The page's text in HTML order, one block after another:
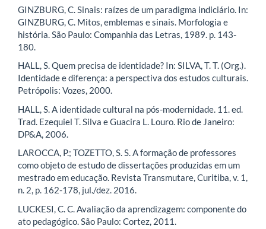
GINZBURG, C. Sinais: raízes de um paradigma indiciário. In:
GINZBURG, C. Mitos, emblemas e sinais. Morfologia e
história. São Paulo: Companhia das Letras, 1989. p. 143-
180.
HALL, S. Quem precisa de identidade? In: SILVA, T. T. (Org.).
Identidade e diferença: a perspectiva dos estudos culturais.
Petrópolis: Vozes, 2000.
HALL, S. A identidade cultural na pós-modernidade. 11. ed.
Trad. Ezequiel T. Silva e Guacira L. Louro. Rio de Janeiro:
DP&A, 2006.
LAROCCA, P.; TOZETTO, S. S. A formação de professores
como objeto de estudo de dissertações produzidas em um
mestrado em educação. Revista Transmutare, Curitiba, v. 1,
n. 2, p. 162-178, jul./dez. 2016.
LUCKESI, C. C. Avaliação da aprendizagem: componente do
ato pedagógico. São Paulo: Cortez, 2011.